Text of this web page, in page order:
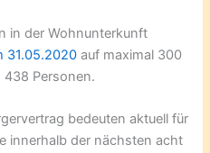
in der Wohnunterkunft
31.05.2020 auf maximal 300
438 Personen.
bedeuten aktuell für
innerhalb der nächsten acht